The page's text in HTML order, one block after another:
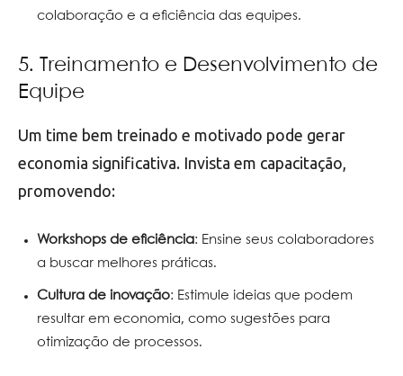
colaboração e a eficiência das equipes.
5. Treinamento e Desenvolvimento de
Equipe
Um time bem treinado e motivado pode gerar
economia significativa. Invista em capacitação,
promovendo:
Workshops de eficiência: Ensine seus colaboradores
a buscar melhores práticas.
Cultura de inovação: Estimule ideias que podem
resultar em economia, como sugestões para
otimização de processos.